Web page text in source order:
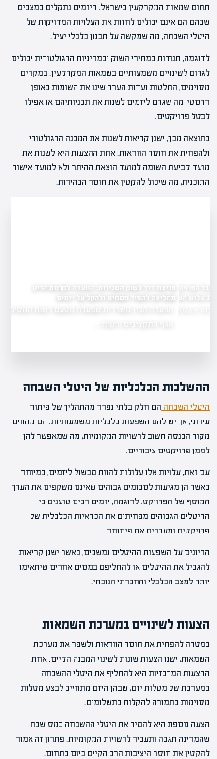
תחום שמאות המקרקעין בישראל. היזמים נתקלים במצבים
שבהם הם אינם יכולים לחזות את העלויות המדויקות של
היטלי השבחה, מה שמקשה על תכנון כלכלי יעיל.
לדוגמה, תנודות במחירי השוק ובמדיניות הרגולטורית יכולים
לגרום לשינויים משמעותיים בשמאות המקרקעין. במקרים
מסוימים, החלטות ועדות הערר שינו את השומות באופן
דרסטי, מה שגרם ליזמים לשנות את תכניותיהם או אפילו
לבטל פרויקטים.
כתוצאה מכך, ישנן קריאות לשנות את המבנה הרגולטורי
ולהפחית את חוסר הוודאות. אחת ההצעות היא לשנות את
מועד קביעת השומה למועד הוצאת ההיתר ולא למועד אישור
התוכנית, מה שיכול להקטין את חוסר הבהירות.
לוקחים
השנים
פריצת דרך לשוק השכירות: הוועדה לקרנות הריט
ממליצה להסיר חסמים ולהקל על יזמים
הוועדה הבין-משרדית שפעלה מטעם רשות המסים,
אגף התקציבים ורשות…
ההשלכות הכלכליות של היטלי השבחה
היטלי השבחה הם חלק בלתי נפרד מהתהליך של פיתוח
עירוני, אך יש להם השפעות כלכליות משמעותיות. הם מהווים
מקור הכנסה חשוב לרשויות המקומיות, מה שמאפשר להן
לממן פרויקטים ציבוריים.
עם זאת, עלויות אלו עלולות להוות מכשול ליזמים, במיוחד
כאשר הן מגיעות לסכומים גבוהים שאינם משקפים את הערך
המוסף של הפרויקט. לדוגמה, יזמים רבים טוענים כי
ההיטלים הגבוהים מפחיתים את הכדאיות הכלכלית של
פרויקטים ומעכבים את פיתוחם.
הדיונים על השפעות ההיטלים נמשכים, כאשר ישנן קריאות
להגביל את ההיטלים או להחליפם במסים אחרים שיתאימו
יותר למצב הכלכלי והחברתי הנוכחי.
הצעות לשינויים במערכת השמאות
במטרה להפחית את חוסר הוודאות ולשפר את מערכת
השמאות, ישנן הצעות שונות לשינוי המבנה הקיים. אחת
ההצעות המרכזיות היא להחליף את היטלי ההשבחה
במערכת של מטלות יזם, שבהן היזם מתחייב לבצע מטלות
מסוימות בתמורה להקלות בתשלומים.
הצעה נוספת היא להמיר את היטלי ההשבחה במס שבח
שהמדינה תגבה ותעביר לרשויות המקומיות. פתרון זה אמור
להקטין את חוסר היציבות הרב הקיים כיום בתחום.